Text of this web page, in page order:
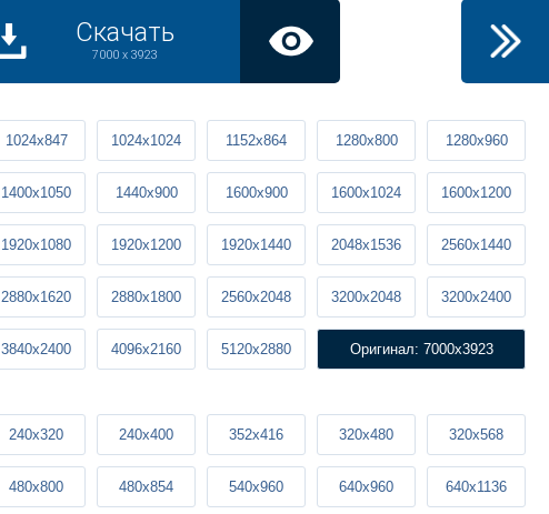
Скачать
7000 x 3923
1024x847 1024x1024 1152x864 1280x800 1280x960
1400x1050 1440x900 1600x900 1600x1024 1600x1200
1920x1080 1920x1200 1920x1440 2048x1536 2560x1440
2880x1620 2880x1800 2560x2048 3200x2048 3200x2400
3840x2400 4096x2160 5120x2880 Оригинал: 7000x3923
240x320 240x400 352x416 320x480 320x568
480x800 480x854 540x960 640x960 640x1136